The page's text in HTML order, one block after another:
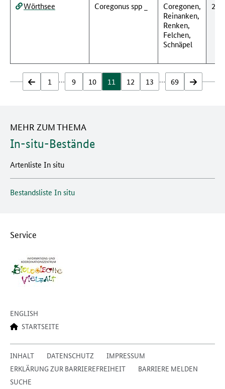
Wörthsee Coregonus spp _
Coregonen,
Reinanken,
Renken,
Felchen,
Schnäpel
zurück
1 … 9 10 11 12 13 … 69 vor
MEHR ZUM THEMA
In-situ-Bestände
Artenliste In situ
Bestandsliste In situ
Service
ENGLISH
STARTSEITE
INHALT DATENSCHUTZ
IMPRESSUM
ERKLÄRUNG ZUR BARRIEREFREIHEIT
BARRIERE MELDEN
SUCHE